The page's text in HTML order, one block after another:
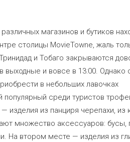
магазинов и бутиков
столицы MovieTowne, жаль
и Тобаго закрываются
выходные и вовсе в 13:00. Однако
в небольших лавочках
популярный среди туристов
изделия из панциря черепахи, из
множество аксессуаров: бусы,
На втором месте — изделия из